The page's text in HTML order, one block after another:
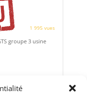
1 995 vues
groupe 3 usine